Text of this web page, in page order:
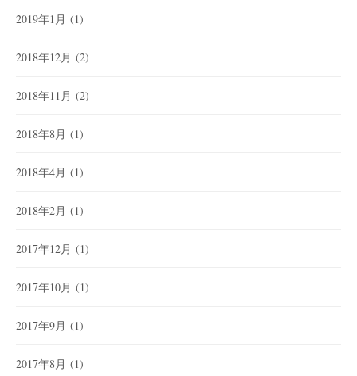
2019年1月 (1)
2018年12月 (2)
2018年11月 (2)
2018年8月 (1)
2018年4月 (1)
2018年2月 (1)
2017年12月 (1)
2017年10月 (1)
2017年9月 (1)
2017年8月 (1)